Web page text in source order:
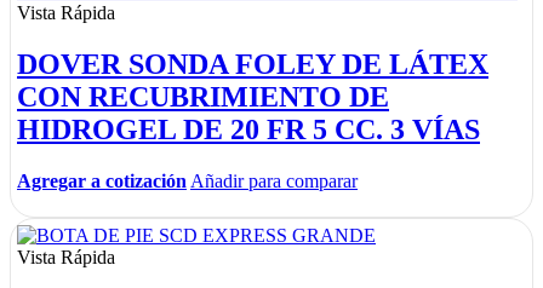
Vista Rápida
DOVER SONDA FOLEY DE LÁTEX
CON RECUBRIMIENTO DE
HIDROGEL DE 20 FR 5 CC. 3 VÍAS
Agregar a cotización Añadir para comparar
Vista Rápida